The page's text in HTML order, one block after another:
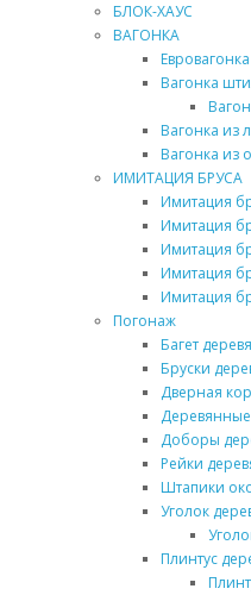
БЛОК-ХАУС
ВАГОНКА
Евровагонка
Вагонка
Вагонка из
Вагонка из
ИМИТАЦИЯ БРУСА
Имитация
Имитация
Имитация
Имитация
Имитация
Погонаж
Багет
Бруски
Дверная
Доборы
Рейки
Штапики
Уголок
Плинтус